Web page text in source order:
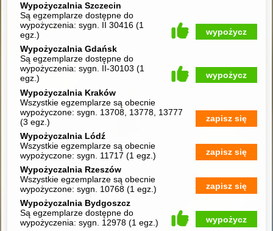
Wypożyczalnia Szczecin
Są egzemplarze dostępne do
wypożyczenia:sygn. II 30416(1
egz.)
wypożycz
Wypożyczalnia Gdańsk
Są egzemplarze dostępne do
wypożyczenia:sygn. II-30103(1
egz.)
wypożycz
Wypożyczalnia Kraków
Wszystkie egzemplarze są obecnie
wypożyczone:sygn. 13708, 13778, 13777
(3 egz.)
zapisz się
Wypożyczalnia Lódź
Wszystkie egzemplarze są obecnie
wypożyczone:sygn. 11717(1 egz.)
zapisz się
Wypożyczalnia Rzeszów
Wszystkie egzemplarze są obecnie
wypożyczone:sygn. 10768(1 egz.)
zapisz się
Wypożyczalnia Bydgoszcz
Są egzemplarze dostępne do
wypożyczenia:sygn. 12978(1 egz.)
wypożycz